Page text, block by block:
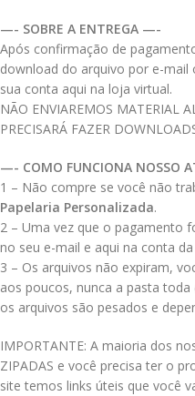
—- SOBRE A ENTREGA —-
Após confirmação de
download do arquivo por e-mail
sua conta aqui na loja virtual.
NÃO ENVIAREMOS MATERIAL
PRECISARÁ FAZER
—- COMO FUNCIONA NOSSO
1 – Não compre se você não
Papelaria Personalizada.
2 – Uma vez que o pagamento
no seu e-mail e aqui na conta
3 – Os arquivos não expiram,
aos poucos, nunca a pasta
os arquivos são pesados e
IMPORTANTE: A maioria dos
ZIPADAS e você precisa ter o
site temos links úteis que você